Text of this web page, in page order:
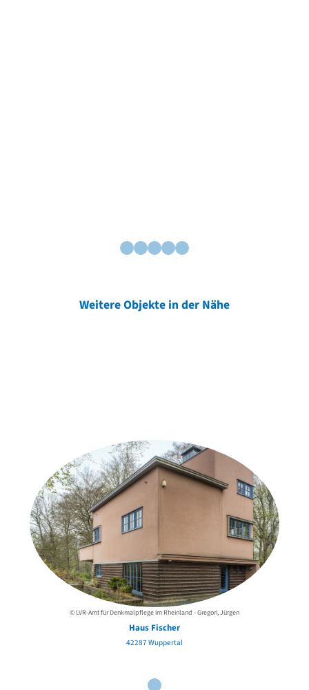
Weitere Objekte in der Nähe
© LVR-Amt für Denkmalpflege im Rheinland - Gregori, Jürgen
Haus Fischer
42287 Wuppertal